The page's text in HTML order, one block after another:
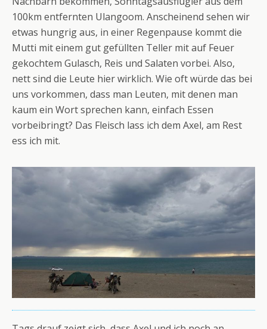
100km entfernten Ulangoom. Anscheinend sehen wir
etwas hungrig aus, in einer Regenpause kommt die
Mutti mit einem gut gefüllten Teller mit auf Feuer
gekochtem Gulasch, Reis und Salaten vorbei. Also,
nett sind die Leute hier wirklich. Wie oft würde das bei
uns vorkommen, dass man Leuten, mit denen man
kaum ein Wort sprechen kann, einfach Essen
vorbeibringt? Das Fleisch lass ich dem Axel, am Rest
ess ich mit.